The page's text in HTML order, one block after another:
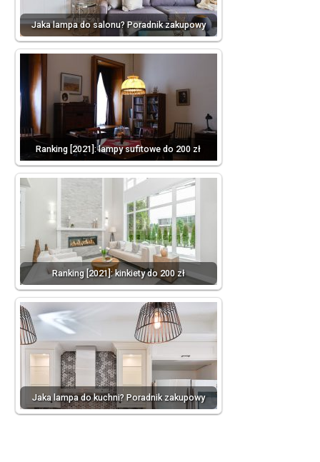
Jaka lampa do salonu? Poradnik zakupowy
Ranking [2021]: lampy sufitowe do 200 zł
Ranking [2021]: kinkiety do 200 zł
Jaka lampa do kuchni? Poradnik zakupowy